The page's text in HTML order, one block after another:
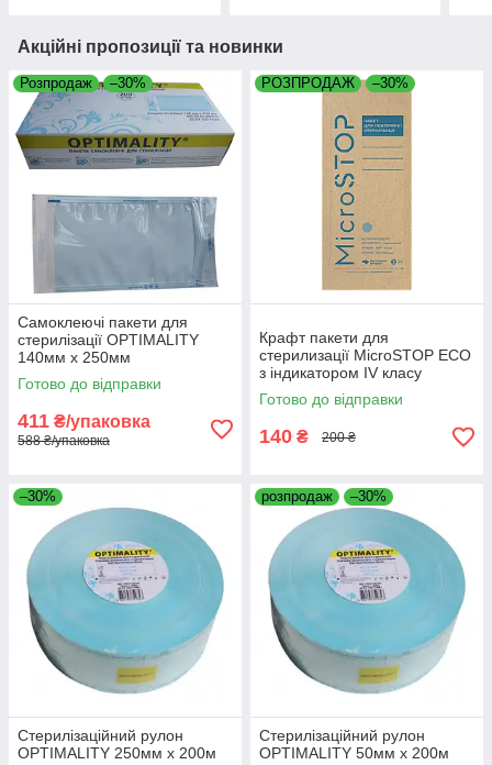
Акційні пропозиції та новинки
Розпродаж –30%
Самоклеючі пакети для
стерилізації OPTIMALITY
140мм х 250мм
Готово до відправки
411 ₴/упаковка
588 ₴/упаковка
РОЗПРОДАЖ –30%
Крафт пакети для
стерилизації MicroSTOP ЕСО
з індикатором IV класу
100х200мм, 100 шт
Готово до відправки
140 ₴ 200 ₴
–30%
Стерилізаційний рулон
OPTIMALITY 250мм х 200м
розпродаж –30%
Стерилізаційний рулон
OPTIMALITY 50мм х 200м